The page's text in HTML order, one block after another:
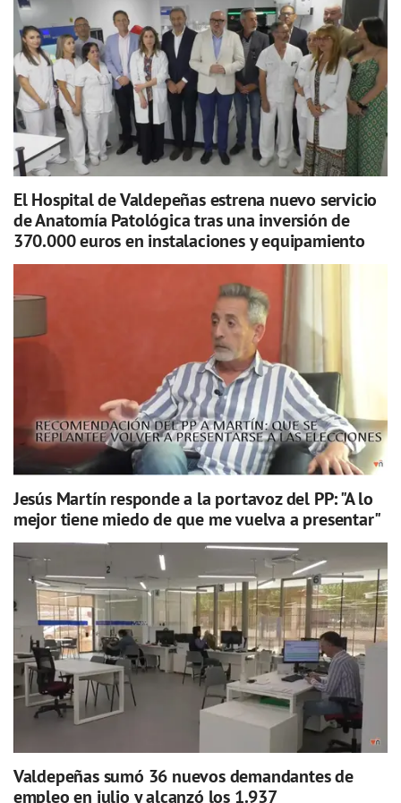
El Hospital de Valdepeñas estrena nuevo servicio
de Anatomía Patológica tras una inversión de
370.000 euros en instalaciones y equipamiento
Jesús Martín responde a la portavoz del PP: "A lo
mejor tiene miedo de que me vuelva a presentar"
Valdepeñas sumó 36 nuevos demandantes de
empleo en julio y alcanzó los 1.937